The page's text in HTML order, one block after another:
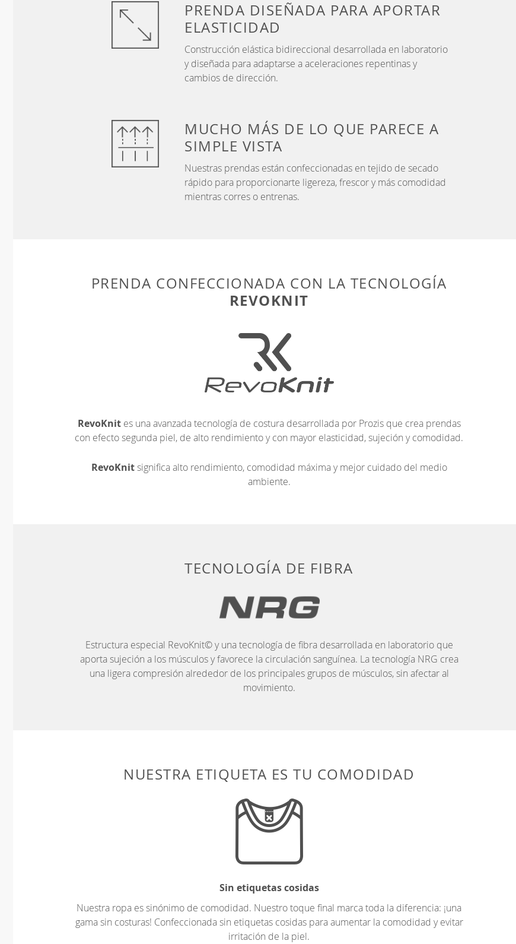
PRENDA DISEÑADA PARA APORTAR
ELASTICIDAD
Construcción elástica bidireccional desarrollada en laboratorio
y diseñada para adaptarse a aceleraciones repentinas y
cambios de dirección.
MUCHO MÁS DE LO QUE PARECE A
SIMPLE VISTA
Nuestras prendas están confeccionadas en tejido de secado
rápido para proporcionarte ligereza, frescor y más comodidad
mientras corres o entrenas.
PRENDA CONFECCIONADA CON LA TECNOLOGÍA
REVOKNIT
RevoKnites una avanzada tecnología de costura desarrollada por Prozis que crea prendas
con efecto segunda piel, de alto rendimiento y con mayor elasticidad, sujeción y comodidad.
RevoKnitsignifica alto rendimiento, comodidad máxima y mejor cuidado del medio
ambiente.
TECNOLOGÍA DE FIBRA
Estructura especial RevoKnit© y una tecnología de fibra desarrollada en laboratorio que
aporta sujeción a los músculos y favorece la circulación sanguínea. La tecnología NRG crea
una ligera compresión alrededor de los principales grupos de músculos, sin afectar al
movimiento.
NUESTRA ETIQUETA ES TU COMODIDAD
Sin etiquetas cosidas
Nuestra ropa es sinónimo de comodidad. Nuestro toque final marca toda la diferencia: ¡una
gama sin costuras! Confeccionada sin etiquetas cosidas para aumentar la comodidad y evitar
irritación de la piel.